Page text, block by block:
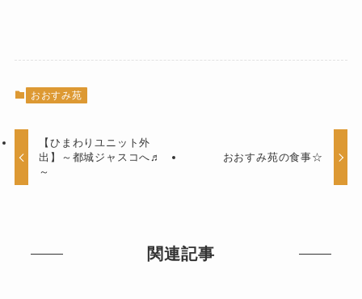
おおすみ苑
【ひまわりユニット外
出】～都城ジャスコへ♬
～
おおすみ苑の食事☆
関連記事